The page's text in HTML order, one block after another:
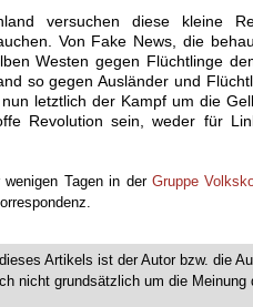
versuchen diese kleine
Von Fake News, die
Westen gegen Flüchtlinge
so gegen Ausländer und
letztlich der Kampf um die
Revolution sein, weder für
wenigen Tagen in der Gruppe
Artikels ist der Autor bzw. die
nicht grundsätzlich um die Meinung